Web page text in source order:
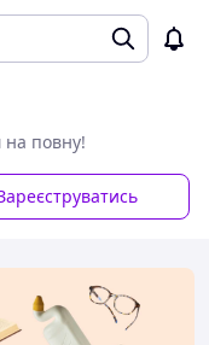
на повну!